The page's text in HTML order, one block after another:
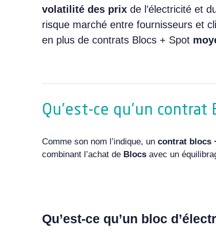
volatilité des prix de l’électricité et
risque marché entre fournisseurs et
en plus de contrats Blocs + Spot
Qu’est-ce qu’un contrat
Comme son nom l’indique, un contrat blocs
combinant l’achat de Blocs avec un
Qu’est-ce qu’un bloc